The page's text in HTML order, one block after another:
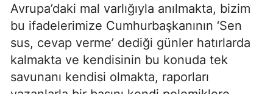
Avrupa’daki mal varlığıyla anılmakta, bizim
bu ifadelerimize Cumhurbaşkanının ‘Sen
sus, cevap verme’ dediği günler hatırlarda
kalmakta ve kendisinin bu konuda tek
savunanı kendisi olmakta, raporları